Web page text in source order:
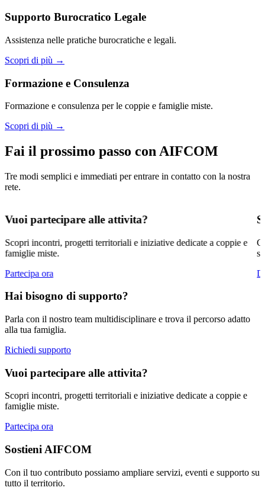
Supporto Burocratico Legale
Assistenza nelle pratiche burocratiche e legali.
Scopri di più →
Formazione e Consulenza
Formazione e consulenza per le coppie e famiglie miste.
Scopri di più →
Fai il prossimo passo con AIFCOM
Tre modi semplici e immediati per entrare in contatto con la nostra
rete.
Vuoi partecipare alle attivita?
Scopri incontri, progetti territoriali e iniziative dedicate a coppie e
famiglie miste.
Partecipa ora
Hai bisogno di supporto?
Parla con il nostro team multidisciplinare e trova il percorso adatto
alla tua famiglia.
Richiedi supporto
Vuoi partecipare alle attivita?
Scopri incontri, progetti territoriali e iniziative dedicate a coppie e
famiglie miste.
Partecipa ora
Sostieni AIFCOM
Con il tuo contributo possiamo ampliare servizi, eventi e supporto su
tutto il territorio.